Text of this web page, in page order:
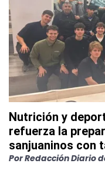
Nutrición y
refuerza la
sanjuaninos con
PorRedacción Diario